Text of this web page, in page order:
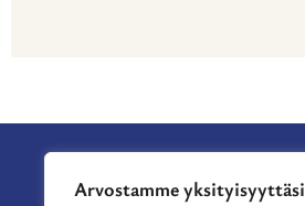
Arvostamme yksityisyyttäsi